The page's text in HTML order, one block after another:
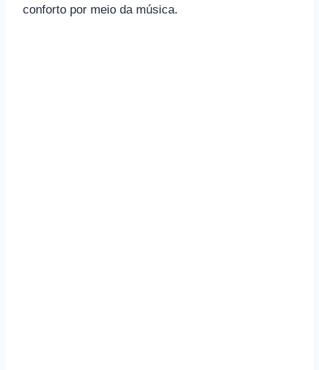
conforto por meio da música.